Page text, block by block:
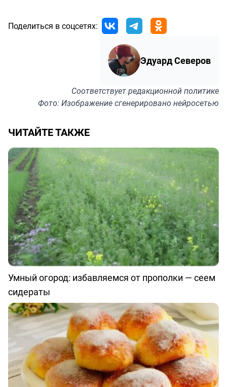
Поделиться в соцсетях:
Эдуард Северов
Соответствуетредакционной политике
Фото: Изображение сгенерировано нейросетью
ЧИТАЙТЕ ТАКЖЕ
Умный огород: избавляемся от прополки — сеем
сидераты